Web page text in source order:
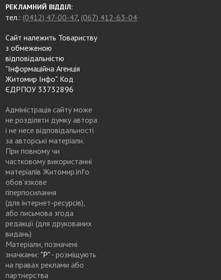
РЕКЛАМНИЙ ВІДДІЛ:
тел.: (0412) 47-00-47, (067) 412-63-04
Сайт належить Товариству
з обмеженою
відповідальністю
"Інформаційна Агенція
Житомир Інфо". Код
ЄДРПОУ 33732896
Адміністрація сайту може
не розділяти думку автора
і не несе відповідальності
за авторські матеріали.
При повному чи
частковому використанні
матеріалів Житомир.info
обов’язкове
гіперпосилання
(для інтернет-ресурсів),
або письмова згода
редакції (для друкованих
видань)
Матеріали, позначені
значками: "Р"- розміщують
на правах реклами або
партнерства